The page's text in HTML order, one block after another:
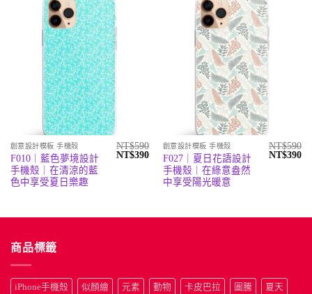
創意設計模板 手機殼
F010｜藍色夢境設計
手機殼｜在清涼的藍
色中享受夏日樂趣
NT$590
原
NT$390目
格：
創意設計模板 手機殼
F027｜夏日花語設計
手機殼｜在綠意盎然
中享受陽光暖意
NT$590
原
NT$390目
商品標籤
iPhone手機殼 似顏繪 元素 動物 卡皮巴拉 圖騰 夏天